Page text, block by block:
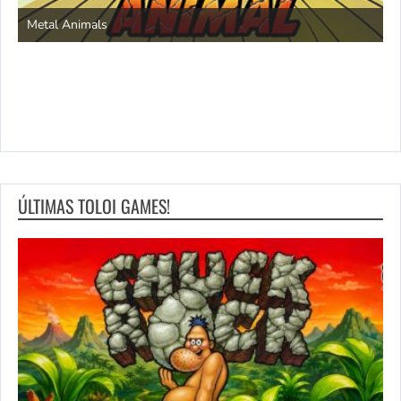
Metal Animals
ÚLTIMAS TOLOI GAMES!